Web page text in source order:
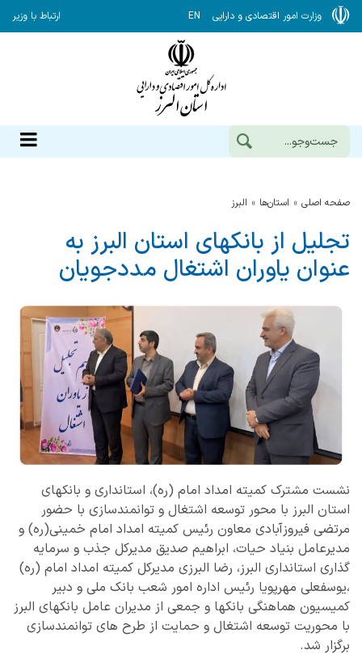
وزارت امور اقتصادی و دارایی EN ارتباط با وزیر
صفحه اصلی استان‌ها البرز
تجلیل از بانکهای استان البرز به
عنوان یاوران اشتغال مددجویان
نشست مشترک کمیته امداد امام (ره)، استانداری و بانکهای
استان البرز با محور توسعه اشتغال و توانمندسازی با حضور
مرتضی فیروزآبادی معاون رئیس کمیته امداد امام خمینی(ره) و
مدیرعامل بنیاد حیات، ابراهیم صدیق مدیرکل جذب و سرمایه
گذاری استانداری البرز، رضا البرزی مدیرکل کمیته امداد امام (ره)
،یوسفعلی مهرپویا رئیس اداره امور شعب بانک ملی و دبیر
کمیسیون هماهنگی بانکها و جمعی از مدیران عامل بانکهای البرز
با محوریت توسعه اشتغال و حمایت از طرح های توانمندسازی
برگزار شد.